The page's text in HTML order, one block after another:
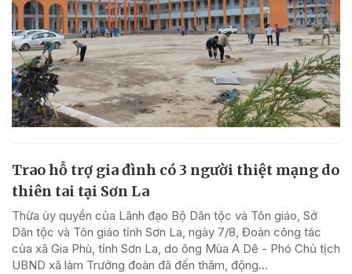
Trao hỗ trợ gia đình có 3 người thiệt mạng do
thiên tai tại Sơn La
Thừa ủy quyền của Lãnh đạo Bộ Dân tộc và Tôn giáo, Sở
Dân tộc và Tôn giáo tỉnh Sơn La, ngày 7/8, Đoàn công tác
của xã Gia Phù, tỉnh Sơn La, do ông Mùa A Dê - Phó Chủ tịch
UBND xã làm Trưởng đoàn đã đến thăm, động...